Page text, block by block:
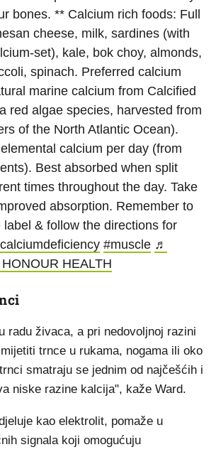
bones. ** Calcium rich foods: Full
cheese, milk, sardines (with
set), kale, bok choy, almonds,
spinach. Preferred calcium
marine calcium from Calcified
red algae species, harvested from
of the North Atlantic Ocean).
calcium per day (from
Best absorbed when split
times throughout the day. Take
absorption. Remember to
& follow the directions for
#muscle ♬
HEALTH
radu živaca, a pri nedovoljnoj razini
trnce u rukama, nogama ili oko
smatraju se jednim od najčešćih i
niske razine kalcija", kaže Ward.
kao elektrolit, pomaže u
signala koji omogućuju